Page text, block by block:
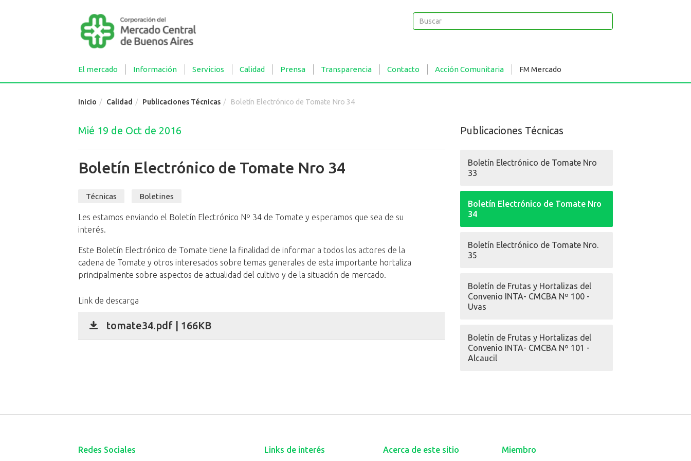
Buscar
Buscar
El mercado Información Servicios Calidad Prensa Transparencia Contacto Acción Comunitaria FM Mercado
Inicio Calidad Publicaciones Técnicas Boletín Electrónico de Tomate Nro 34
Mié 19 de Oct de 2016
Boletín Electrónico de Tomate Nro 34
Técnicas Boletines
Les estamos enviando el Boletín Electrónico Nº 34 de Tomate y esperamos que sea de su
interés.
Este Boletín Electrónico de Tomate tiene la finalidad de informar a todos los actores de la
cadena de Tomate y otros interesados sobre temas generales de esta importante hortaliza
principalmente sobre aspectos de actualidad del cultivo y de la situación de mercado.
Link de descarga
tomate34.pdf | 166KB
Publicaciones Técnicas
Boletín Electrónico de Tomate Nro
33
Boletín Electrónico de Tomate Nro
34
Boletín Electrónico de Tomate Nro.
35
Boletín de Frutas y Hortalizas del
Convenio INTA- CMCBA Nº 100 -
Uvas
Boletín de Frutas y Hortalizas del
Convenio INTA- CMCBA Nº 101 -
Alcaucil
Redes Sociales Links de interés Acerca de este sitio Miembro